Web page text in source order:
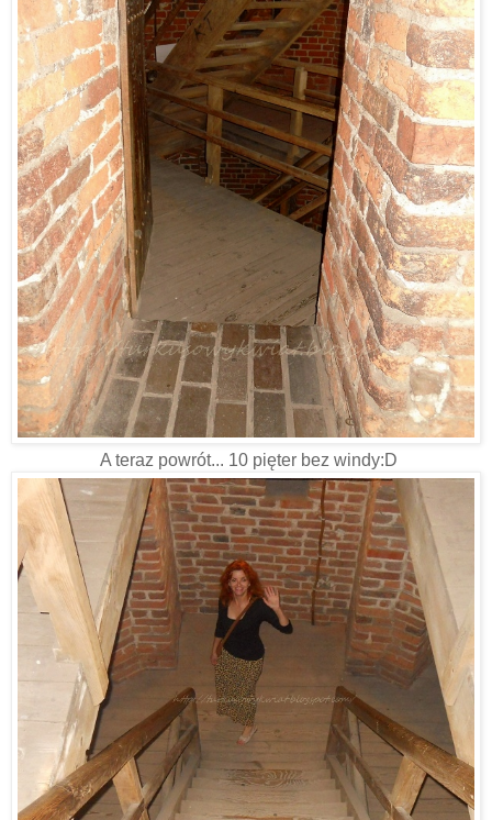
A teraz powrót... 10 pięter bez windy:D